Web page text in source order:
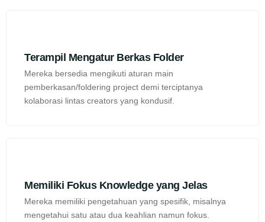
Terampil Mengatur Berkas Folder
Mereka bersedia mengikuti aturan main
pemberkasan/foldering project demi terciptanya
kolaborasi lintas creators yang kondusif.
Memiliki Fokus Knowledge yang Jelas
Mereka memiliki pengetahuan yang spesifik, misalnya
mengetahui satu atau dua keahlian namun fokus.